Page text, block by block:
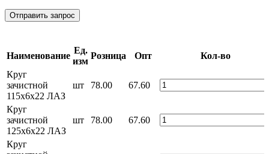
Отправить запрос
Наименование
Ед.
изм
Розница Опт
Кол-во
Круг
зачистной
115х6х22 ЛАЗ
шт 78.00 67.60
Круг
зачистной
125х6х22 ЛАЗ
шт 78.00 67.60
Круг